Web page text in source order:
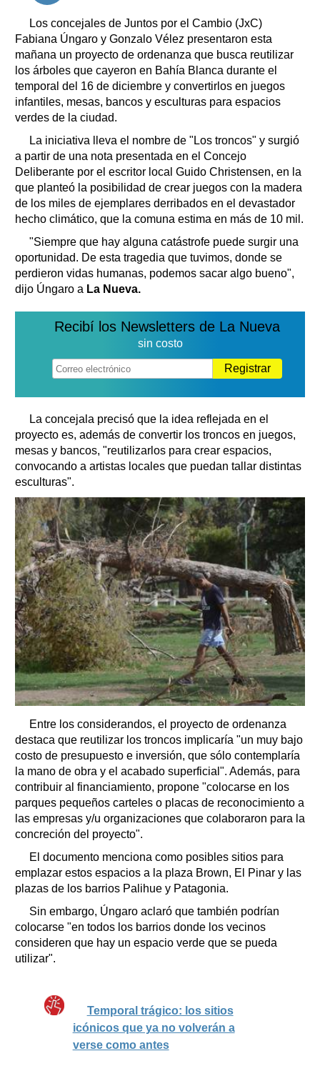
Transportes
Loterías
Datos Útiles
Fúnebres
Edictos
Los concejales de Juntos por el Cambio (JxC)
Fabiana Úngaro y Gonzalo Vélez presentaron esta
mañana un proyecto de ordenanza que busca reutilizar
los árboles que cayeron en Bahía Blanca durante el
temporal del 16 de diciembre y convertirlos en juegos
infantiles, mesas, bancos y esculturas para espacios
verdes de la ciudad.
La iniciativa lleva el nombre de "Los troncos" y surgió
a partir de una nota presentada en el Concejo
Deliberante por el escritor local Guido Christensen, en la
que planteó la posibilidad de crear juegos con la madera
de los miles de ejemplares derribados en el devastador
hecho climático, que la comuna estima en más de 10 mil.
"Siempre que hay alguna catástrofe puede surgir una
oportunidad. De esta tragedia que tuvimos, donde se
perdieron vidas humanas, podemos sacar algo bueno",
dijo Úngaro a La Nueva.
Recibí los Newsletters de La Nueva
sin costo
Registrar
La concejala precisó que la idea reflejada en el
proyecto es, además de convertir los troncos en juegos,
mesas y bancos, "reutilizarlos para crear espacios,
convocando a artistas locales que puedan tallar distintas
esculturas".
Entre los considerandos, el proyecto de ordenanza
destaca que reutilizar los troncos implicaría "un muy bajo
costo de presupuesto e inversión, que sólo contemplaría
la mano de obra y el acabado superficial". Además, para
contribuir al financiamiento, propone "colocarse en los
parques pequeños carteles o placas de reconocimiento a
las empresas y/u organizaciones que colaboraron para la
concreción del proyecto".
El documento menciona como posibles sitios para
emplazar estos espacios a la plaza Brown, El Pinar y las
plazas de los barrios Palihue y Patagonia.
Sin embargo, Úngaro aclaró que también podrían
colocarse "en todos los barrios donde los vecinos
consideren que hay un espacio verde que se pueda
utilizar".
Temporal trágico: los sitios
icónicos que ya no volverán a
verse como antes